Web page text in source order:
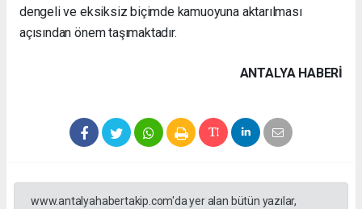
dengeli ve eksiksiz biçimde kamuoyuna aktarılması
açısından önem taşımaktadır.
ANTALYA HABERİ
www.antalyahabertakip.com'da yer alan bütün yazılar,